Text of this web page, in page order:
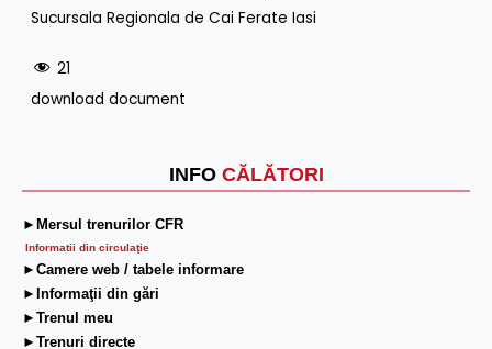
INFO CĂLĂTORI
►Mersul trenurilor CFR
Informatii din circulaţie
►Camere web / tabele informare
►Informaţii din gări
►Trenul meu
►Trenuri directe
Sucursala Regionala de Cai Ferate Iasi
21
download document